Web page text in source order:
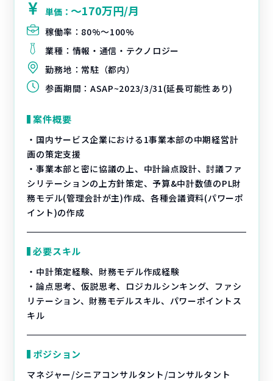
単価：〜170万円/月
稼働率： 80%〜100%
業種： 情報・通信・テクノロジー
勤務地： 常駐（都内）
参画期間： ASAP~2023/3/31(延長可能性あり)
案件概要
・国内サービス企業における1事業本部の中期経営計
画の策定支援
・事業本部と密に協議の上、中計論点設計、討議ファ
シリテーションの上方針策定、予算&中計数値のPL財
務モデル(管理会計が主)作成、各種会議資料(パワーポ
イント)の作成
必要スキル
・中計策定経験、財務モデル作成経験
・論点思考、仮説思考、ロジカルシンキング、ファシ
リテーション、財務モデルスキル、パワーポイントス
キル
ポジション
マネジャー/シニアコンサルタント/コンサルタント